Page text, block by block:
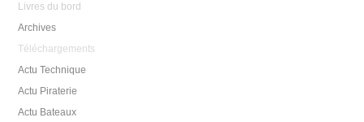
Livres du bord
Archives
Téléchargements
Actu Technique
Actu Piraterie
Actu Bateaux